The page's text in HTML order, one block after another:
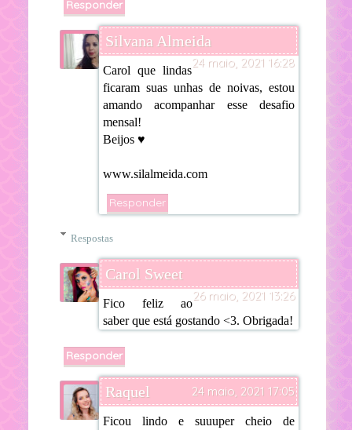
Responder
Silvana Almeida
24 maio, 2021 16:28
Carol que lindas
ficaram suas unhas de noivas, estou
amando acompanhar esse desafio
mensal!
Beijos ♥
www.silalmeida.com
Responder
Respostas
Carol Sweet
26 maio, 2021 13:26
Fico feliz ao
saber que está gostando <3. Obrigada!
Responder
Raquel 24 maio, 2021 17:05
Ficou lindo e suuuper cheio de